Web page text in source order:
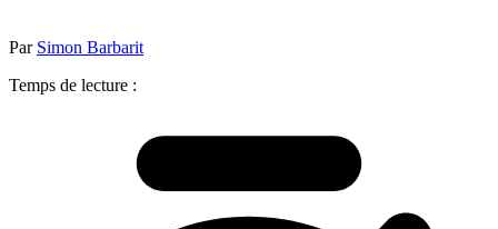
Par Simon Barbarit
Temps de lecture :